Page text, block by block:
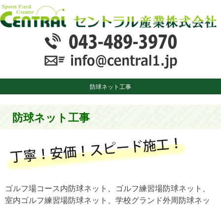
防球ネット工事
防球ネット工事
ゴルフ場コース内防球ネット、ゴルフ練習場防球ネット、
室内ゴルフ練習場防球ネット、学校グランド外周防球ネッ